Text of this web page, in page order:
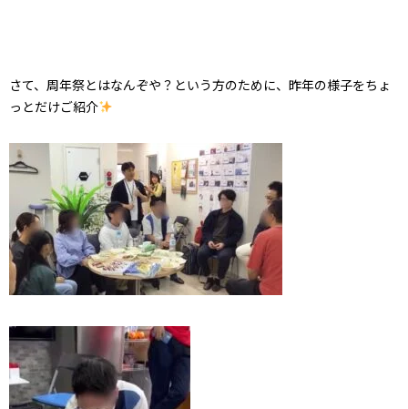
さて、周年祭とはなんぞや？という方のために、昨年の様子をちょ
っとだけご紹介